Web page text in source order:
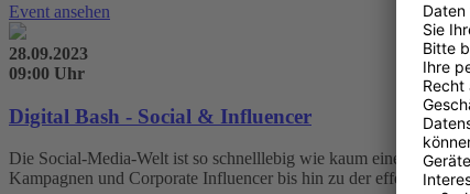
Event ansehen
28.09.2023
09:00 Uhr
Digital Bash - Social & Influencer
Die Social-Media-Welt ist so schnelllebig wie kaum eine
Kampagnen und Corporate Influencer bis hin zu der effektivsten